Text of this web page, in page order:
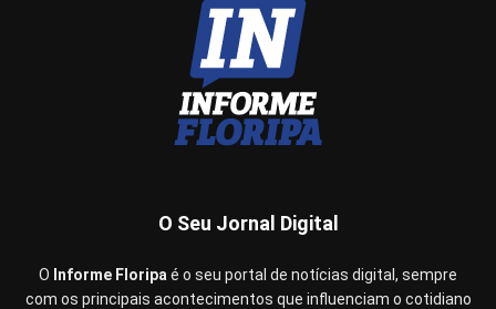
O Seu Jornal Digital
O Informe Floripa é o seu portal de notícias digital, sempre
com os principais acontecimentos que influenciam o cotidiano